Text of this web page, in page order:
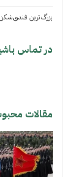
بزرگ‌ترین
در تماس
مقالات